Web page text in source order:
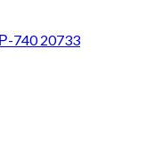
740 20733